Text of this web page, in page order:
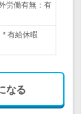
労働有無：有
* 有給休暇
なる